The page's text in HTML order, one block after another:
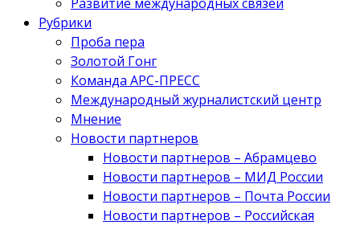
Рубрики
Проба пера
Золотой Гонг
Команда АРС-ПРЕСС
Международный журналистский центр
Мнение
Новости партнеров
Новости партнеров – Абрамцево
Новости партнеров – МИД России
Новости партнеров – Почта России
Новости партнеров – Российская